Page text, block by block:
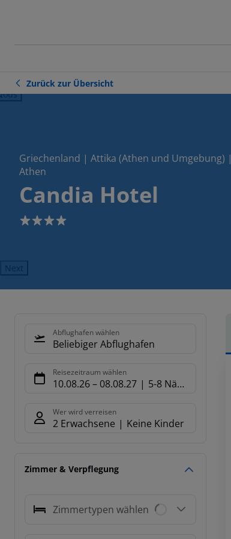
Zurück zur Übersicht
Griechenland | Attika (Athen und Umgebung) |
Athen
Candia Hotel
4
Next
Abflughafen wählen
Beliebiger Abflughafen
Reisezeitraum wählen
10.08.26– 08.08.27 5-8 Nächte
Wer wird verreisen
2 Erwachsene Keine Kinder
Zimmer & Verpflegung
Zimmertypen wählen